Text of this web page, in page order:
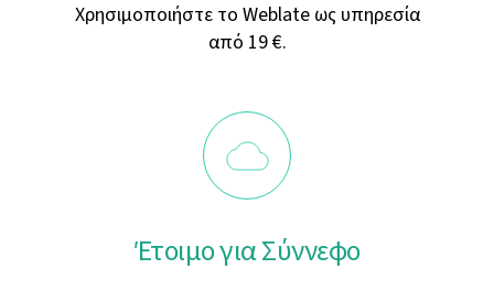
Χρησιμοποιήστε το Weblate ως υπηρεσία
από 19 €.
Έτοιμο για Σύννεφο